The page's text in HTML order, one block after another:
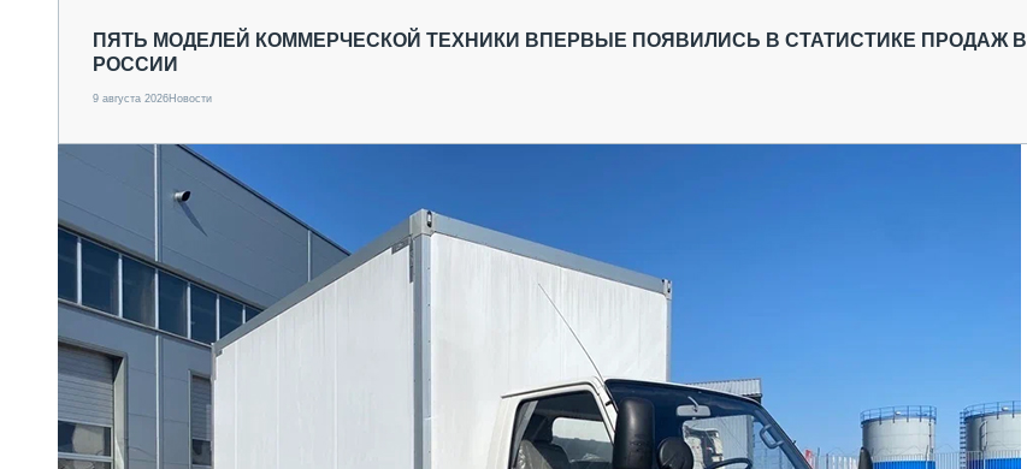
ПЯТЬ МОДЕЛЕЙ КОММЕРЧЕСКОЙ ТЕХНИКИ ВПЕРВЫЕ ПОЯВИЛИСЬ В СТАТИСТИКЕ ПРОДАЖ В
РОССИИ
9 августа 2026Новости